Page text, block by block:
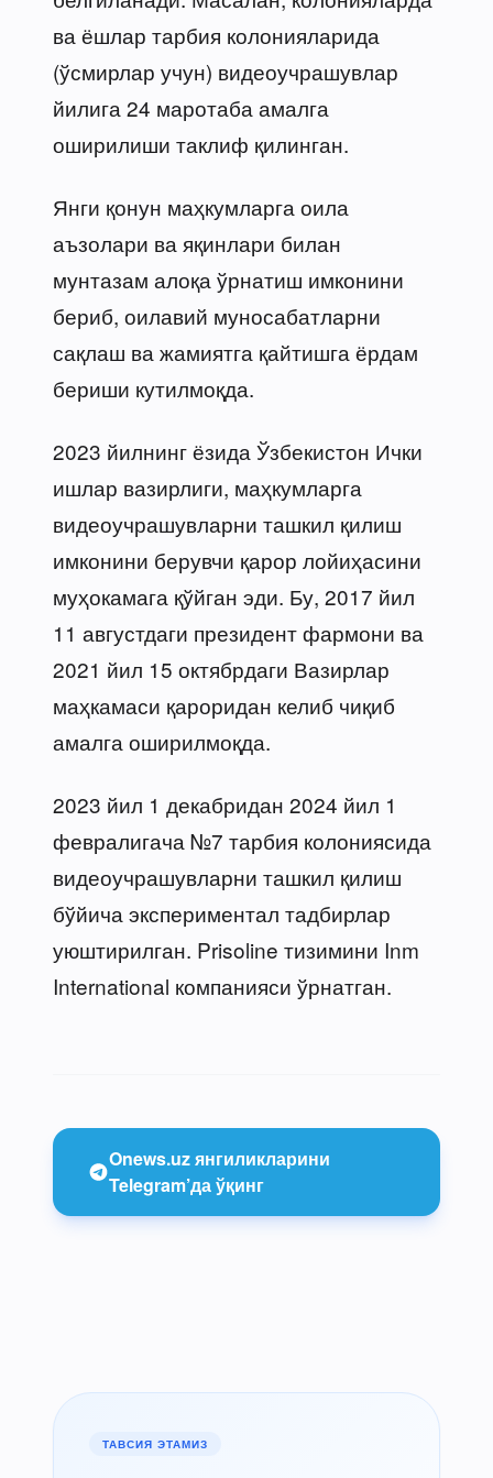
ва ёшлар тарбия колонияларида
(ўсмирлар учун) видеоучрашувлар
йилига 24 маротаба амалга
оширилиши таклиф қилинган.
Янги қонун маҳкумларга оила
аъзолари ва яқинлари билан
мунтазам алоқа ўрнатиш имконини
бериб, оилавий муносабатларни
сақлаш ва жамиятга қайтишга ёрдам
бериши кутилмоқда.
2023 йилнинг ёзида Ўзбекистон Ички
ишлар вазирлиги, маҳкумларга
видеоучрашувларни ташкил қилиш
имконини берувчи қарор лойиҳасини
муҳокамага қўйган эди. Бу, 2017 йил
11 августдаги президент фармони ва
2021 йил 15 октябрдаги Вазирлар
маҳкамаси қароридан келиб чиқиб
амалга оширилмоқда.
2023 йил 1 декабридан 2024 йил 1
февралигача №7 тарбия колониясида
видеоучрашувларни ташкил қилиш
бўйича экспериментал тадбирлар
уюштирилган. Prisoline тизимини Inm
International компанияси ўрнатган.
Onews.uz янгиликларини
Telegram’да ўқинг
ТАВСИЯ ЭТАМИЗ